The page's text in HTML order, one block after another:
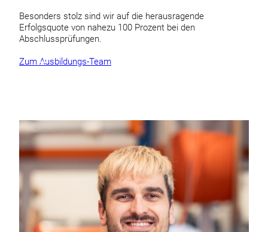
Besonders stolz sind wir auf die herausragende
Erfolgsquote von nahezu 100 Prozent bei den
Abschlussprüfungen.
Zum Ausbildungs-Team